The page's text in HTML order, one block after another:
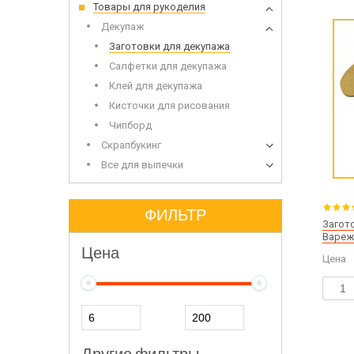
Мыло
Товары для рукоделия
Декупаж
Заготовки для декупажа
Салфетки для декупажа
Клей для декупажа
Кисточки для рисования
Чипборд
Скрапбукинг
Все для выпечки
ФИЛЬТР
Цена
Цена